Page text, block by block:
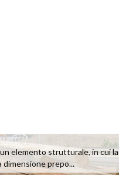
elemento strutturale, in cui la
dimensione prepo...